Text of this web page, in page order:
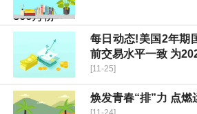
每日动态!美国2年期
前交易水平一致 为
[11-25]
焕发青春“排”力 点燃